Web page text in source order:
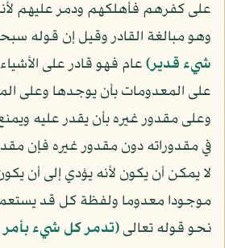
على كفرهم فأهلكهم ودمر عليهم
وهو مبالغة القادر وقيل إن قوله
شيء قدير﴾عام فهو قادر على
على المعدومات بأن يوجدها وعلى
وعلى مقدور غيره بأن يقدر عليه
في مقدوراته دون مقدور غيره فإن
لا يمكن أن يكون لأنه يؤدي إلى أن
موجودا معدوما ولفظة كل قد
نحو قوله تعالى﴿تدمر كل شيء بأمر